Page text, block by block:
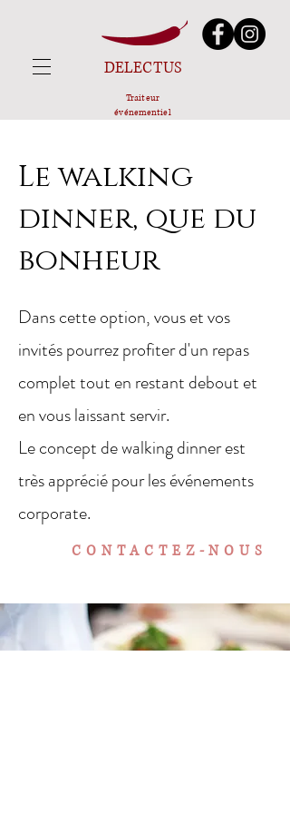
DELECTUS
Traiteur
événementiel
Le walking
dinner, que du
bonheur
Dans cette option, vous et vos
invités pourrez profiter d'un repas
complet tout en restant debout et
en vous laissant servir.
Le concept de walking dinner est
très apprécié pour les événements
corporate.
CONTACTEZ-NOUS